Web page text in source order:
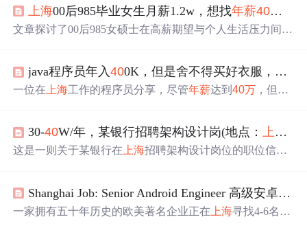
vOps实践等，为从业者指明提升方向，助其在岗位竞争中
脱颖而出。
上海00后985毕业女生月薪1.2w，想找年薪40万
文章探讨了00后985女硕士在高薪期望与个人生活压力间寻
java程序员年入400K，但是舍不得买好衣服，只为一个自己的一个代码梦想！
一位在 上海工作的程序员分享，尽管年薪达到40万 ，但面
房挑战。
30-40W/年，某银行招聘架构设计岗(地点：上海
这是一则关于某银行在 上海招聘架构设计岗位的职位信
Shanghai Job: Senior Android Engineer 高级安卓工程师
一家拥有五十年历史的欧美著名企业正在 上海寻找4-6名高